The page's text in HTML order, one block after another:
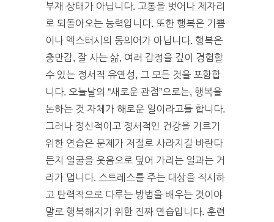
부재 상태가 아닙니다. 고통을 벗어나 제자리
로 되돌아오는 능력입니다. 또한 행복은 기쁨
이나 엑스터시의 동의어가 아닙니다. 행복은
충만감, 잘 사는 삶, 여러 감정을 깊이 경험할
수 있는 정서적 유연성, 그 모든 것을 포함합
니다. 오늘날의 “새로운 관점”으로는, 행복을
논하는 것 자체가 해로운 일이라고들 합니다.
그러나 정신적이고 정서적인 건강을 기르기
위한 연습은 문제가 저절로 사라지길 바란다
든지 얼굴을 웃음으로 덮어 가리는 일과는 거
리가 멉니다. 스트레스를 주는 대상을 직시하
고 탄력적으로 다루는 방법을 배우는 것이야
말로 행복해지기 위한 진짜 연습입니다. 훈련